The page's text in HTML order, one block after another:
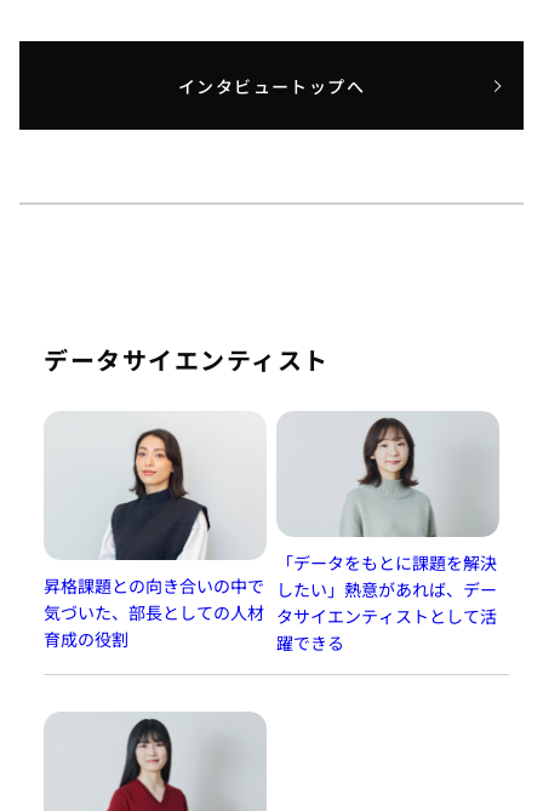
インタビュートップへ
データサイエンティスト
昇格課題との向き合いの中で
気づいた、部長としての人材
育成の役割
「データをもとに課題を解決
したい」熱意があれば、デー
タサイエンティストとして活
躍できる